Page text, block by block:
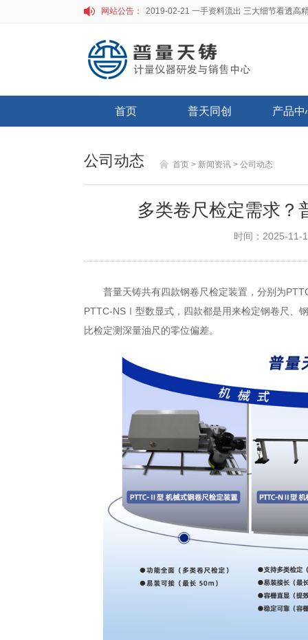
网站公告：
首页 普天同创 产品中
公司动态 首页 > 新闻资讯 > 公司动态
多类卷尺检定需求？
时间：2025-11-
普量天铸共有四款钢卷尺检定装置，分别为
PTTC-NSⅠ型数显式，四款都是用来检定钢卷尺、
比检定测深量油尺的零位偏差。